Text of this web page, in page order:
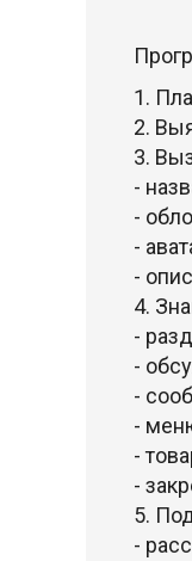
1.
2.
3.
-
-
-
-
4.
-
-
-
-
-
-
5.
-